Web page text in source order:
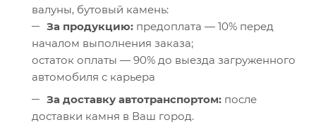
валуны, бутовый камень:
За продукцию: предоплата — 10% перед
началом выполнения заказа;
остаток оплаты — 90% до выезда загруженного
автомобиля с карьера
За доставку автотранспортом: после
доставки камня в Ваш город.